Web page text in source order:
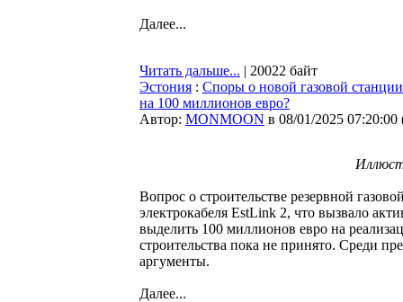
Далее...
Читать дальше... | 20022 байт
Эстония : Споры о новой газовой
на 100 миллионов евро?
Автор: MONMOON в 08/01/2025 07:20:00
Вопрос о строительстве резервной
электрокабеля EstLink 2, что вызвало
выделить 100 миллионов евро на
строительства пока не принято. Среди
аргументы.
Далее...